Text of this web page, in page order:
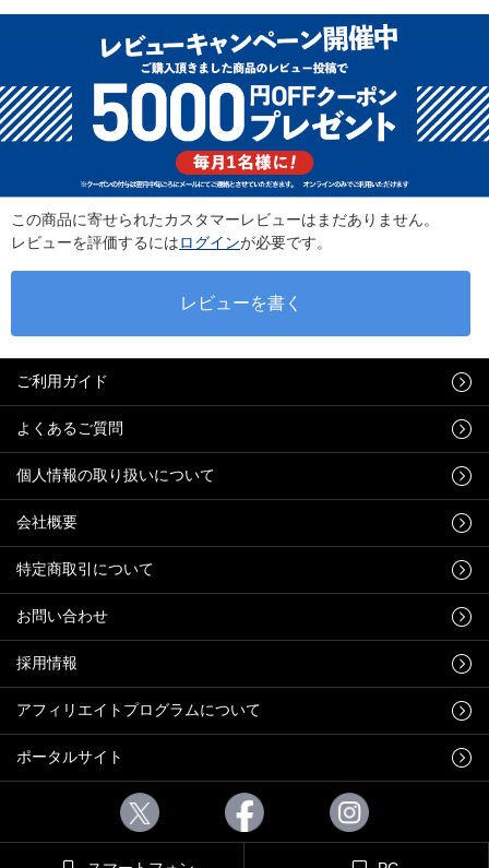
この商品に寄せられたカスタマーレビューはまだありません。
レビューを評価するにはログインが必要です。
ご利用ガイド
よくあるご質問
個人情報の取り扱いについて
会社概要
特定商取引について
お問い合わせ
採用情報
アフィリエイトプログラムについて
ポータルサイト